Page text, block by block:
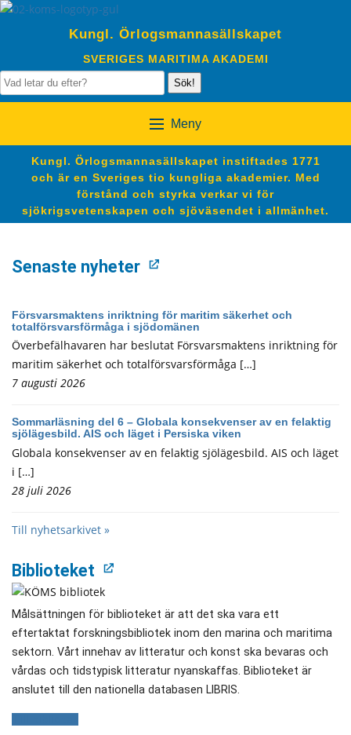
Kungl. Örlogsmannasällskapet
SVERIGES MARITIMA AKADEMI
Sök!
Meny
Kungl. Örlogsmannasällskapet instiftades 1771
och är en Sveriges tio kungliga akademier. Med
förstånd och styrka verkar vi för
sjökrigsvetenskapen och sjöväsendet i allmänhet.
Senaste nyheter
Försvarsmaktens inriktning för maritim säkerhet och
totalförsvarsförmåga i sjödomänen
Överbefälhavaren har beslutat Försvarsmaktens inriktning för
maritim säkerhet och totalförsvarsförmåga […]
7 augusti 2026
Sommarläsning del 6 – Globala konsekvenser av en felaktig
sjölägesbild. AIS och läget i Persiska viken
Globala konsekvenser av en felaktig sjölägesbild. AIS och läget
i […]
28 juli 2026
Till nyhetsarkivet »
Biblioteket
Målsättningen för biblioteket är att det ska vara ett
eftertaktat forskningsbibliotek inom den marina och maritima
sektorn. Vårt innehav av litteratur och konst ska bevaras och
vårdas och tidstypisk litteratur nyanskaffas. Biblioteket är
anslutet till den nationella databasen LIBRIS.